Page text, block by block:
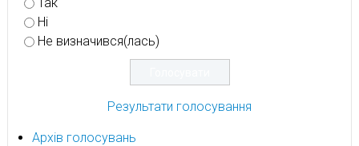
Ні
Не визначився(лась)
Результати голосування
Архів голосувань